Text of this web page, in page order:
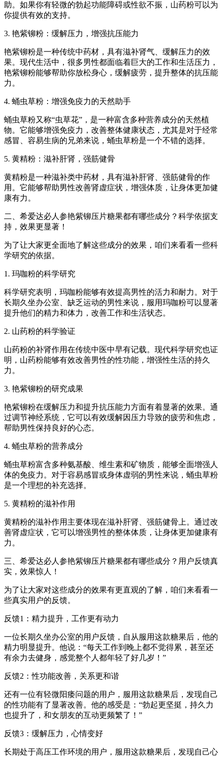
助。如果你有轻微的勃起功能障碍或性欲不振，山药粉可以为
你提供有效的支持。
3. 艳紫铆粉：缓解压力，增强抗压能力
艳紫铆粉是一种传统中药材，具有滋补肾气、缓解压力的效
果。现代生活中，很多男性都面临着巨大的工作和生活压力，
艳紫铆粉能够帮助你放松身心，缓解疲劳，提升整体的抗压能
力。
4. 蛹虫草粉：增强免疫力的天然助手
蛹虫草粉又称“虫草花”，是一种富含多种营养成分的天然植
物。它能够增强免疫力，改善整体健康状态，尤其是对于经常
感冒、容易生病的兄弟来说，蛹虫草粉是一个不错的选择。
5. 黄精粉：滋补肝肾，强筋健骨
黄精粉是一种滋补类中药材，具有滋补肝肾、强筋健骨的作
用。它能够帮助男性改善肾虚症状，增强体质，让身体更加健
康有力。
二、希爱达必人参艳紫铆压片糖果都有哪些成分？科学依据支
持，效果更显著！
为了让大家更全面地了解这些成分的效果，咱们来看看一些科
学研究的依据。
1. 玛咖粉的科学研究
科学研究表明，玛咖粉能够有效提高男性的活力和耐力。对于
长期久坐办公室、缺乏运动的男性来说，服用玛咖粉可以显著
提升他们的精力和体力，改善工作和生活状态。
2. 山药粉的科学验证
山药粉的补肾作用在传统中医中早有记载。现代科学研究也证
明，山药粉能够有效改善男性的性功能，增强性生活的持久
力。
3. 艳紫铆粉的研究成果
艳紫铆粉在缓解压力和提升抗压能力方面有着显著的效果。通
过调节神经系统，它可以有效缓解因压力导致的疲劳和焦虑，
帮助男性保持良好的心态。
4. 蛹虫草粉的营养成分
蛹虫草粉富含多种氨基酸、维生素和矿物质，能够全面增强人
体的免疫力。对于容易感冒或身体虚弱的男性来说，蛹虫草粉
是一个理想的补充选择。
5. 黄精粉的滋补作用
黄精粉的滋补作用主要体现在滋补肝肾、强筋健骨上。通过改
善肾虚症状，它可以增强男性的整体体质，让身体更加健康有
力。
三、希爱达必人参艳紫铆压片糖果都有哪些成分？用户反馈真
实，效果惊人！
为了让大家对这些成分的效果有更直观的了解，咱们来看看一
些真实用户的反馈。
反馈1：精力提升，工作更有动力
一位长期久坐办公室的用户反馈，自从服用这款糖果后，他的
精力明显提升。他说：“每天工作到晚上都不觉得累，甚至还
有余力去健身，感觉整个人都年轻了好几岁！”
反馈2：性功能改善，关系更和谐
还有一位有轻微阳痿问题的用户，服用这款糖果后，发现自己
的性功能有了显著改善。他的感受是：“勃起更坚挺，持久力
也提升了，和女朋友的互动更频繁了！”
反馈3：缓解压力，心情变好
长期处于高压工作环境的用户，服用这款糖果后，发现自己心